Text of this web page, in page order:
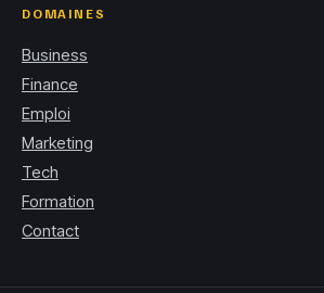
DOMAINES
Business
Finance
Emploi
Marketing
Tech
Formation
Contact